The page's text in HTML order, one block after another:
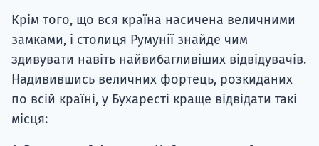
Крім того, що вся країна насичена величними
замками, і столиця Румунії знайде чим
здивувати навіть найвибагливіших відвідувачів.
Надивившись величних фортець, розкиданих
по всій країні, у Бухаресті краще відвідати такі
місця: